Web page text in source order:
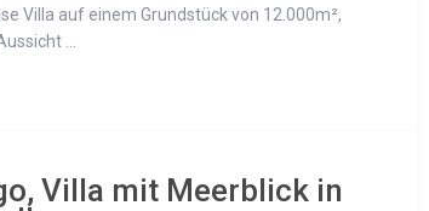
Villa auf einem Grundstück von 12.000m²,
...
Villa mit Meerblick in